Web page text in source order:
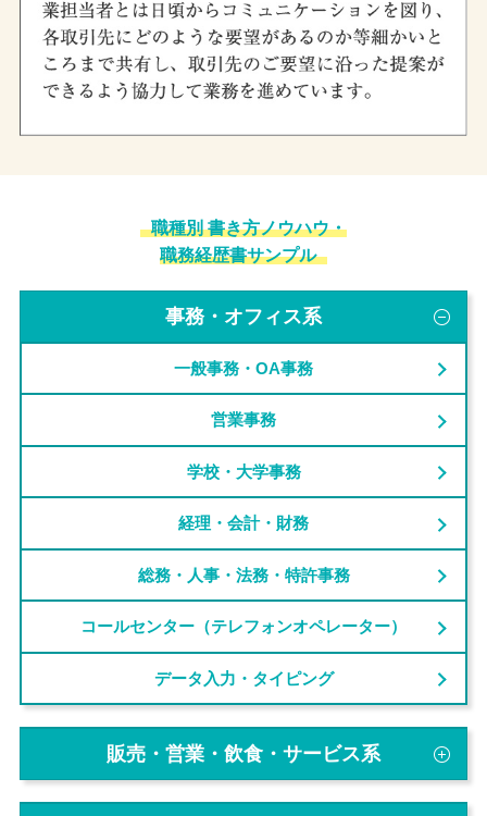
職種別 書き方ノウハウ・
職務経歴書サンプル
事務・オフィス系
一般事務・OA事務
営業事務
学校・大学事務
経理・会計・財務
総務・人事・法務・特許事務
コールセンター（テレフォンオペレーター）
データ入力・タイピング
販売・営業・飲食・サービス系